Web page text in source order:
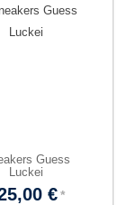
Guess
Luckei
€